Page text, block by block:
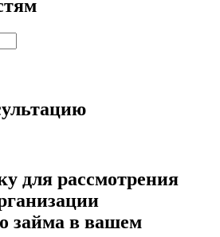
для рассмотрения
займа в вашем